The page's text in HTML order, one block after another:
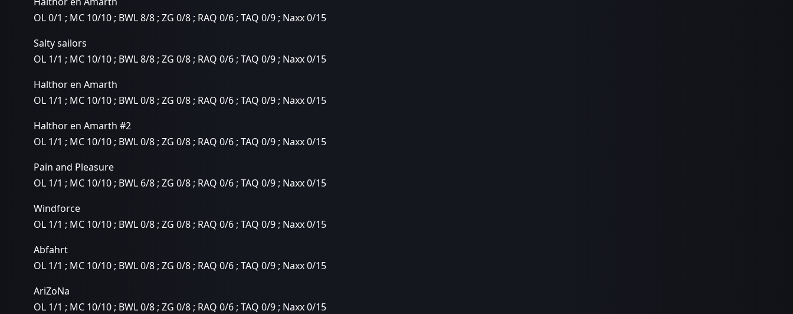
OL 0/1 ; MC 10/10 ; BWL 8/8 ; ZG 0/8 ; RAQ 0/6 ; TAQ 0/9 ; Naxx 0/15
Salty sailors
OL 1/1 ; MC 10/10 ; BWL 8/8 ; ZG 0/8 ; RAQ 0/6 ; TAQ 0/9 ; Naxx 0/15
Halthor en Amarth
OL 1/1 ; MC 10/10 ; BWL 0/8 ; ZG 0/8 ; RAQ 0/6 ; TAQ 0/9 ; Naxx 0/15
Halthor en Amarth #2
OL 1/1 ; MC 10/10 ; BWL 0/8 ; ZG 0/8 ; RAQ 0/6 ; TAQ 0/9 ; Naxx 0/15
Pain and Pleasure
OL 1/1 ; MC 10/10 ; BWL 6/8 ; ZG 0/8 ; RAQ 0/6 ; TAQ 0/9 ; Naxx 0/15
Windforce
OL 1/1 ; MC 10/10 ; BWL 0/8 ; ZG 0/8 ; RAQ 0/6 ; TAQ 0/9 ; Naxx 0/15
Abfahrt
OL 1/1 ; MC 10/10 ; BWL 0/8 ; ZG 0/8 ; RAQ 0/6 ; TAQ 0/9 ; Naxx 0/15
AriZoNa
OL 1/1 ; MC 10/10 ; BWL 0/8 ; ZG 0/8 ; RAQ 0/6 ; TAQ 0/9 ; Naxx 0/15